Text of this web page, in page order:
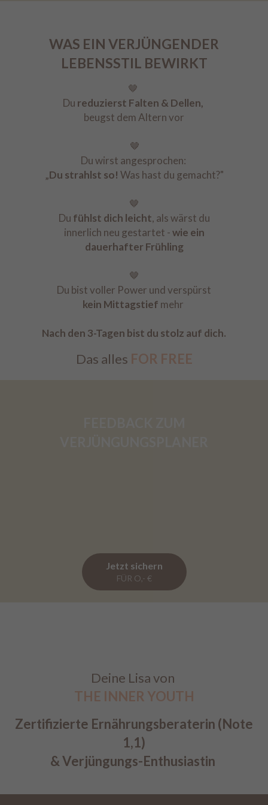
WAS EIN VERJÜNGENDER
LEBENSSTIL BEWIRKT
🤎
Du reduzierst Falten & Dellen,
beugst dem Altern vor
🤎
Du wirst angesprochen:
„Du strahlst so! Was hast du gemacht?"
🤎
Du fühlst dich leicht, als wärst du
innerlich neu gestartet -wie ein
dauerhafter Frühling
🤎
Du bist voller Power und verspürst
kein Mittagstief mehr
Nach den 3-Tagen bist du stolz auf dich.
Das alles FOR FREE
Jetzt sichern
FÜR O,- €
Deine Lisa von
THE INNER YOUTH
Zertifizierte Ernährungsberaterin (Note
1,1)
& Verjüngungs-Enthusiastin